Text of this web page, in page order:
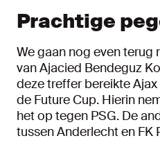
Prachtige
We gaan nog even terug
van Ajacied Bendeguz
deze treffer bereikte Ajax
de Future Cup. Hierin
het op tegen PSG. De
tussen Anderlecht en FK